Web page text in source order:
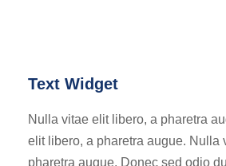
Text Widget
Nulla vitae elit libero, a pharetra
elit libero, a pharetra augue. Nulla
pharetra augue. Donec sed odio